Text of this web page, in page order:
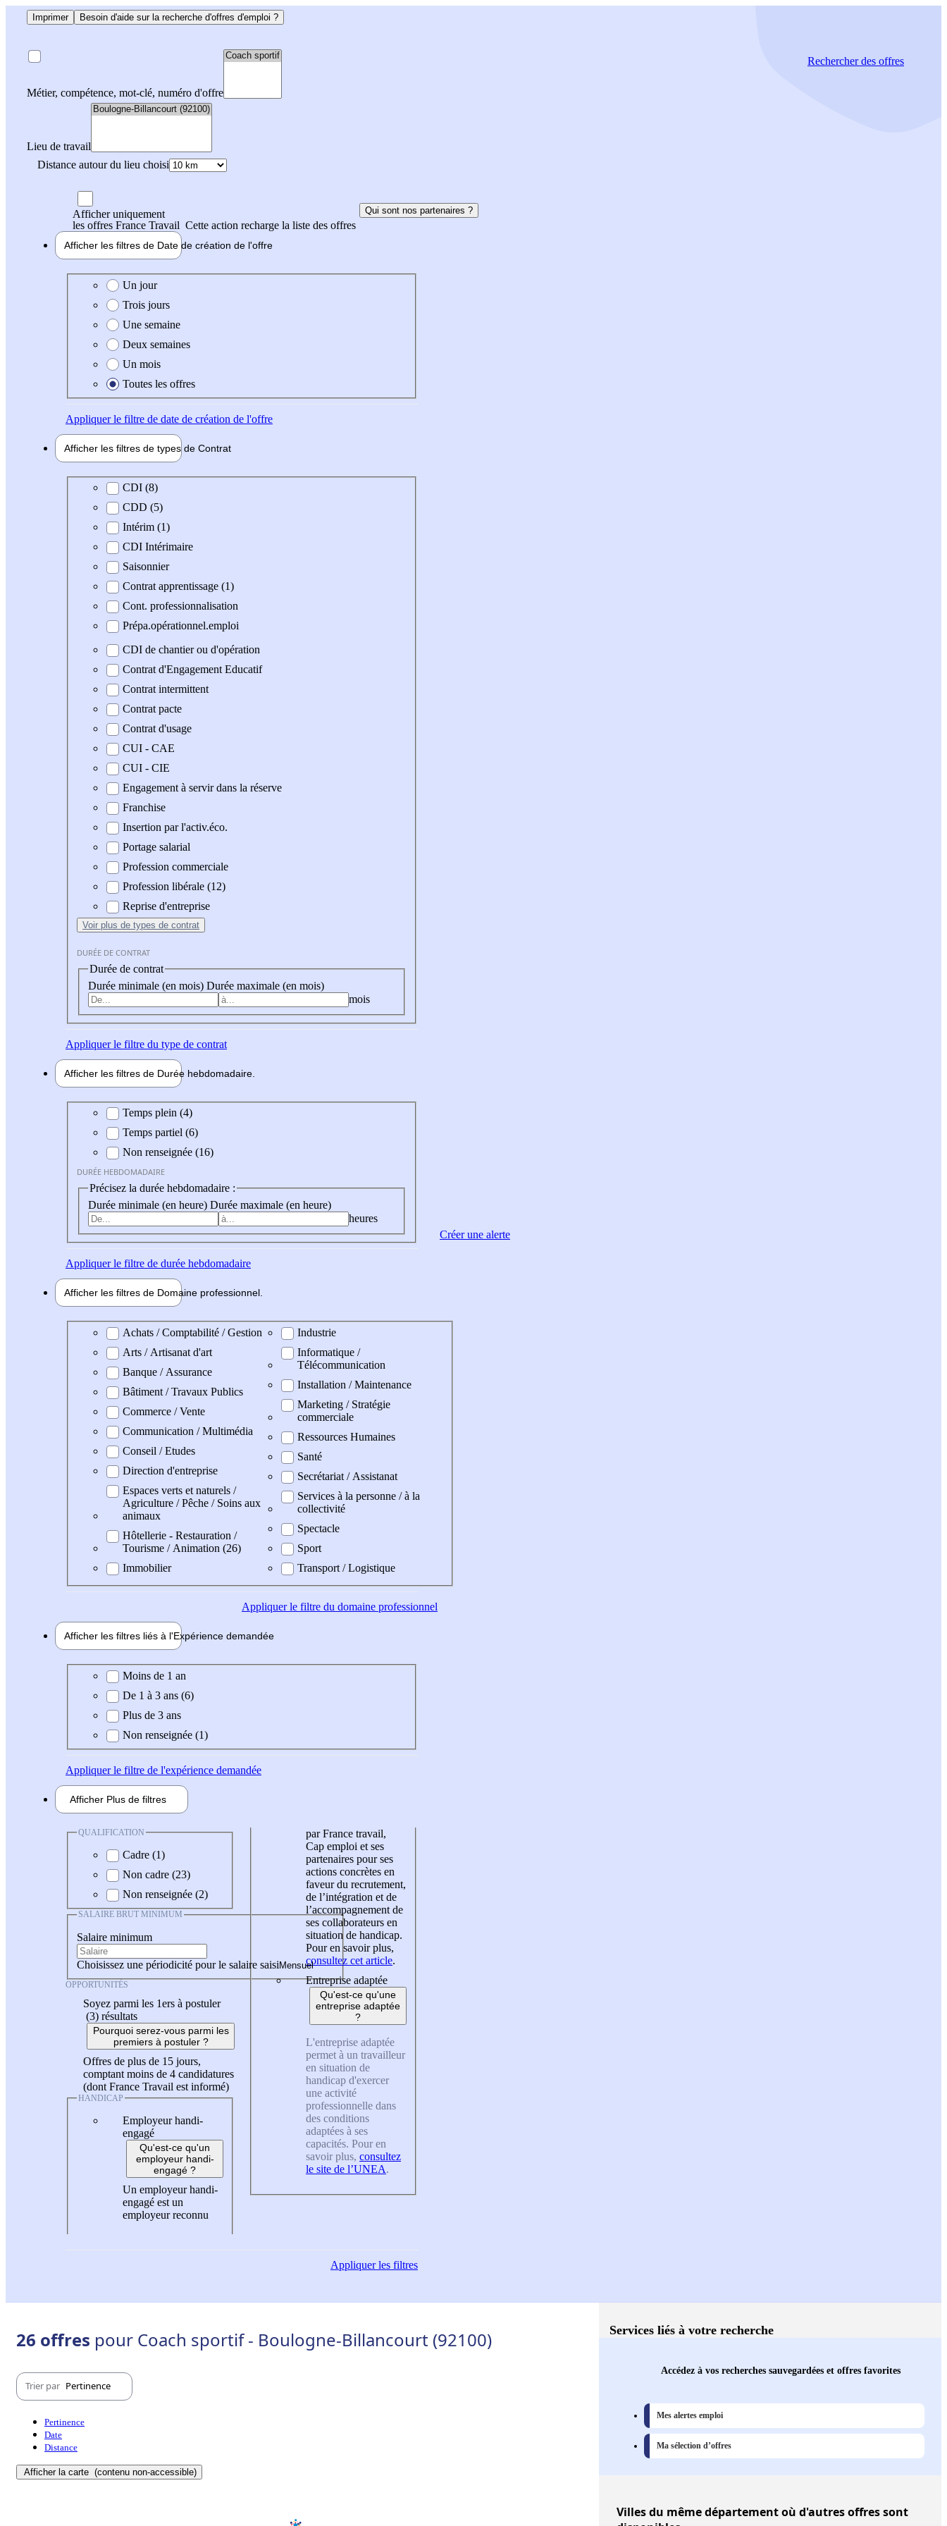
Imprimer Besoin d'aide sur la recherche d'offres d'emploi ?
Métier, compétence, mot-clé, numéro d'offre
Lieu de travail
Distance autour du lieu choisi
Rechercherdes offres
Afficher uniquement
les offres France Travail Cette action recharge la liste des offres
Qui sont nos partenaires ?
Afficher les filtres de Date de création de l'offre
Date de création de l'offre
Un jour
Trois jours
Une semaine
Deux semaines
Un mois
Toutes les offres
Appliquerle filtre de date de création de l'offre
Afficher les filtres de types de Contrat
Type de contrat
CDI (8)
CDD (5)
Intérim (1)
CDI Intérimaire
Saisonnier
Contrat apprentissage (1)
Cont. professionnalisation
Prépa.opérationnel.emploi
CDI de chantier ou d'opération
Contrat d'Engagement Educatif
Contrat intermittent
Contrat pacte
Contrat d'usage
CUI - CAE
CUI - CIE
Engagement à servir dans la réserve
Franchise
Insertion par l'activ.éco.
Portage salarial
Profession commerciale
Profession libérale (12)
Reprise d'entreprise
Voir plus de types de contrat
DURÉE DE CONTRAT
Durée de contrat
Durée minimale (en mois) Durée maximale (en mois)
mois
Appliquerle filtre du type de contrat
Afficher les filtres de Durée hebdomadaire
Durée hebdomadaire
Temps plein (4)
Temps partiel (6)
Non renseignée (16)
DURÉE HEBDOMADAIRE
Précisez la durée hebdomadaire :
Durée minimale (en heure) Durée maximale (en heure)
heures
Appliquerle filtre de durée hebdomadaire
Afficher les filtres de Domaine professionnel
Domaine professionel
Achats / Comptabilité / Gestion
Arts / Artisanat d'art
Banque / Assurance
Bâtiment / Travaux Publics
Commerce / Vente
Communication / Multimédia
Conseil / Etudes
Direction d'entreprise
Espaces verts et naturels /
Agriculture / Pêche / Soins aux
animaux
Hôtellerie - Restauration /
Tourisme / Animation (26)
Immobilier
Industrie
Informatique /
Télécommunication
Installation / Maintenance
Marketing / Stratégie
commerciale
Ressources Humaines
Santé
Secrétariat / Assistanat
Services à la personne / à la
collectivité
Spectacle
Sport
Transport / Logistique
Appliquerle filtre du domaine professionnel
Afficher les filtres liés à l'Expérience demandée
Expérience demandée
Moins de 1 an
De 1 à 3 ans (6)
Plus de 3 ans
Non renseignée (1)
Appliquerle filtre de l'expérience demandée
Afficher Plus de filtres
QUALIFICATION
Cadre (1)
Non cadre (23)
Non renseignée (2)
SALAIRE BRUT MINIMUM
Salaire minimum
Choisissez une périodicité pour le salaire saisi
OPPORTUNITÉS
Soyez parmi les 1ers à postuler
(3) résultats
Pourquoi serez-vous parmi les
premiers à postuler ?
Offres de plus de 15 jours,
comptant moins de 4 candidatures
(dont France Travail est informé)
HANDICAP
Employeur handi-
engagé
Qu'est-ce qu'un
employeur handi-
engagé ?
Un employeur handi-
engagé est un
employeur reconnu
par France travail,
Cap emploi et ses
partenaires pour ses
actions concrètes en
faveur du recrutement,
de l’intégration et de
l’accompagnement de
ses collaborateurs en
situation de handicap.
Pour en savoir plus,
consultez cet article.
Entreprise adaptée
Qu'est-ce qu'une
entreprise adaptée
?
L'entreprise adaptée
permet à un travailleur
en situation de
handicap d'exercer
une activité
professionnelle dans
des conditions
adaptées à ses
capacités. Pour en
savoir plus, consultez
le site de l’UNEA.
Appliquerles filtres
Créer une alerte
26 offres pour Coach sportif - Boulogne-Billancourt (92100)
Trier par Pertinence
Pertinence
Date
Distance
Afficher la carte (contenu non-accessible)
Services liés à votre recherche
Accédez à vos recherches sauvegardées et offres favorites
Mes alertes emploi
Ma sélection d’offres
Villesdu même département où d'autres offres sont